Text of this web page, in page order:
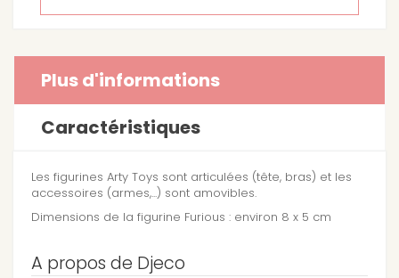
Plus d'informations
Caractéristiques
Les figurines Arty Toys sont articulées (tête, bras) et les
accessoires (armes,...) sont amovibles.
Dimensions de la figurine Furious : environ 8 x 5 cm
A propos de Djeco